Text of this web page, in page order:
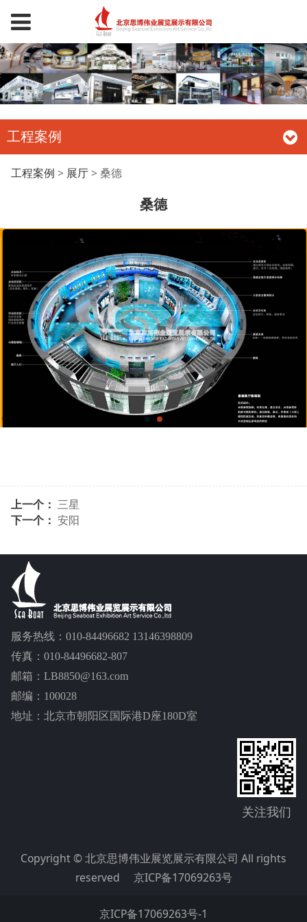
工程案例
桑德
工程案例 > 展厅> 桑德
桑德
上一个： 三星
下一个： 安阳
服务热线：010-84496682 13146398809
传真：010-84496682-807
邮箱：LB8850@163.com
邮编：100028
地址：北京市朝阳区国际港D座180D室
关注我们
Copyright © 北京思博伟业展览展示有限公司 All rights
reserved 京ICP备17069263号
京ICP备17069263号-1